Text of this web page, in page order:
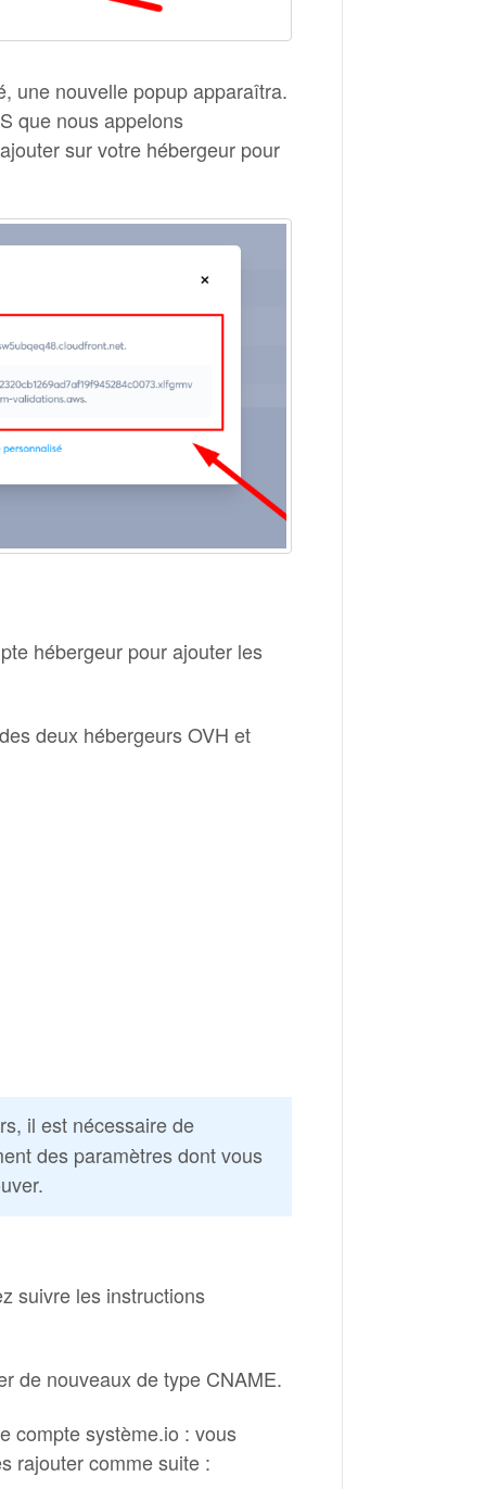
une nouvelle popup apparaîtra.
que nous appelons
sur votre hébergeur pour
hébergeur pour ajouter les
deux hébergeurs OVH et
il est nécessaire de
des paramètres dont vous
suivre les instructions
de nouveaux de type CNAME.
compte système.io : vous
rajouter comme suite :